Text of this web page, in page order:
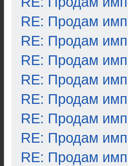
RE: Продам
RE: Продам
RE: Продам
RE: Продам
RE: Продам
RE: Продам
RE: Продам
RE: Продам